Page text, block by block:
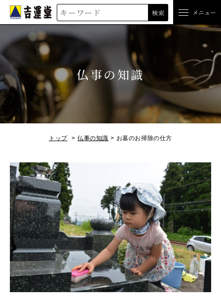
吉運堂 検索 メニュー
仏事の知識
トップ 仏事の知識 お墓のお掃除の仕方